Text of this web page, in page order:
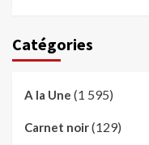
Catégories
A la Une (1 595)
Carnet noir(129)